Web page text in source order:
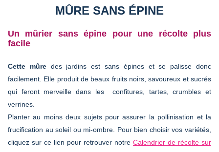
MÛRE SANS ÉPINE
Un mûrier sans épine pour une récolte plus
facile
Cette mûredes jardins est sans épines et se palisse donc
facilement. Elle produit de beaux fruits noirs, savoureux et sucrés
qui feront merveille dans les confitures, tartes, crumbles et
verrines.
Planter au moins deux sujets pour assurer la pollinisation et la
frucification au soleil ou mi-ombre. Pour bien choisir vos variétés,
cliquez sur ce lien pour retrouver notre Calendrier de récolte sur